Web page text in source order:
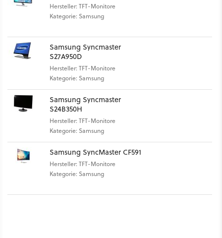
Hersteller: TFT-Monitore
Kategorie: Samsung
Samsung Syncmaster
S27A950D
Hersteller: TFT-Monitore
Kategorie: Samsung
Samsung Syncmaster
S24B350H
Hersteller: TFT-Monitore
Kategorie: Samsung
Samsung SyncMaster CF591
Hersteller: TFT-Monitore
Kategorie: Samsung